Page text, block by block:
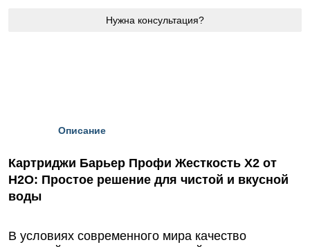
Нужна консультация?
Описание
Картриджи Барьер Профи Жесткость Х2 от
Н2О: Простое решение для чистой и вкусной
воды
В условиях современного мира качество